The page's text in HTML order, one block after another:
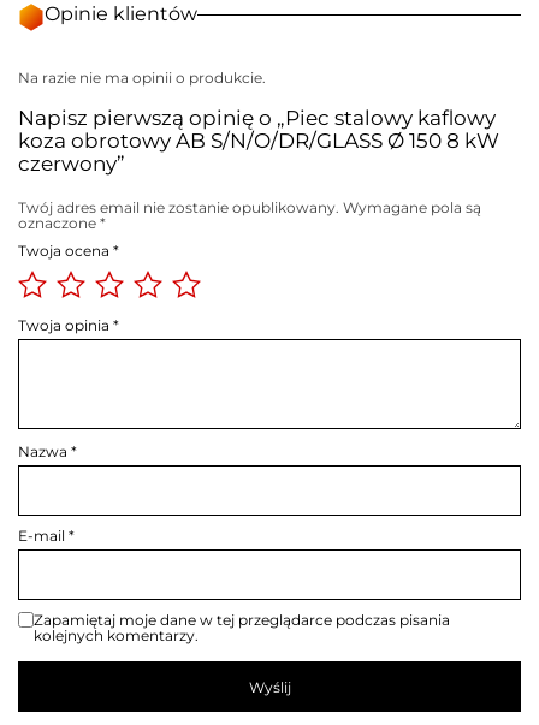
Opinie klientów
Na razie nie ma opinii o produkcie.
Napisz pierwszą opinię o „Piec stalowy kaflowy
koza obrotowy AB S/N/O/DR/GLASS Ø 150 8 kW
czerwony”
Twój adres email nie zostanie opublikowany. Wymagane pola są
oznaczone *
Twoja ocena *
Twoja opinia *
Nazwa *
E-mail *
Zapamiętaj moje dane w tej przeglądarce podczas pisania
kolejnych komentarzy.